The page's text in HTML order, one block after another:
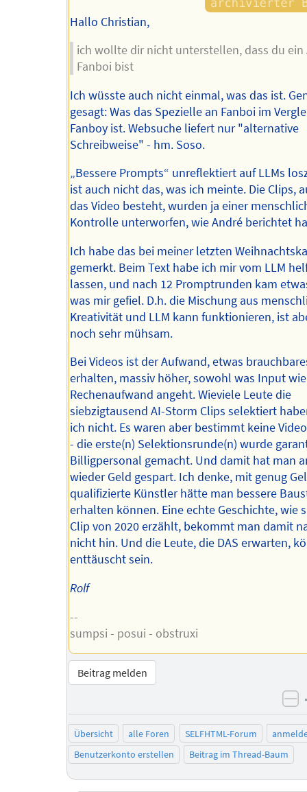
Hallo Christian,
ich wollte dir nicht unterstellen, dass du ein
Fanboi bist
Ich wüsste auch nicht einmal, was das ist.
gesagt: Was das Spezielle an Fanboi im
Fanboy ist. Websuche liefert nur "alternative
Schreibweise" - hm. Soso.
„Bessere Prompts“ unreflektiert auf LLMs
ist auch nicht das, was ich meinte. Die Clips,
das Video besteht, wurden ja einer
Kontrolle unterworfen, wie André berichtet
Ich habe das bei meiner letzten
gemerkt. Beim Text habe ich mir vom LLM
lassen, und nach 12 Promptrunden kam
was mir gefiel. D.h. die Mischung aus
Kreativität und LLM kann funktionieren, ist
noch sehr mühsam.
Bei Videos ist der Aufwand, etwas
erhalten, massiv höher, sowohl was Input
Rechenaufwand angeht. Wieviele Leute die
siebzigtausend AI-Storm Clips selektiert
ich nicht. Es waren aber bestimmt keine
- die erste(n) Selektionsrunde(n) wurde
Billigpersonal gemacht. Und damit hat man
wieder Geld gespart. Ich denke, mit genug
qualifizierte Künstler hätte man bessere
erhalten können. Eine echte Geschichte, wie
Clip von 2020 erzählt, bekommt man damit
nicht hin. Und die Leute, die DAS erwarten,
enttäuscht sein.
Rolf
--
sumpsi - posui - obstruxi
Beitrag melden
Übersicht alle Foren SELFHTML-Forum
Benutzerkonto erstellen
Beitrag im Thread-Baum